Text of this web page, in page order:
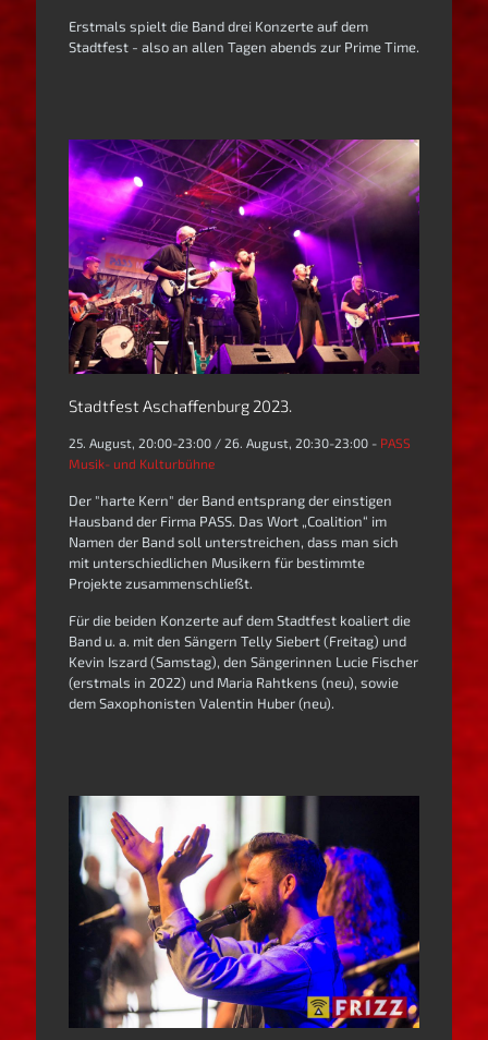
Erstmals spielt die Band drei Konzerte auf dem
Stadtfest - also an allen Tagen abends zur Prime Time.
Stadtfest Aschaffenburg 2023.
25. August, 20:00-23:00 / 26. August, 20:30-23:00 - PASS
Musik- und Kulturbühne
Der "harte Kern" der Band entsprang der einstigen
Hausband der Firma PASS. Das Wort „Coalition“ im
Namen der Band soll unterstreichen, dass man sich
mit unterschiedlichen Musikern für bestimmte
Projekte zusammenschließt.
Für die beiden Konzerte auf dem Stadtfest koaliert die
Band u. a. mit den Sängern Telly Siebert (Freitag) und
Kevin Iszard (Samstag), den Sängerinnen Lucie Fischer
(erstmals in 2022) und Maria Rahtkens (neu), sowie
dem Saxophonisten Valentin Huber (neu).